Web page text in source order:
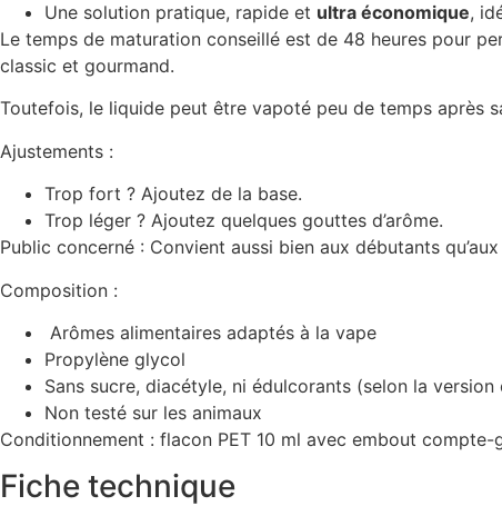
Une solution pratique, rapide et ultra économique,
Le temps de maturation conseillé est de 48 heures pour
classic et gourmand.
Toutefois, le liquide peut être vapoté peu de temps après
Ajustements :
Trop fort ? Ajoutez de la base.
Trop léger ? Ajoutez quelques gouttes d’arôme.
Public concerné : Convient aussi bien aux débutants
Composition :
Arômes alimentaires adaptés à la vape
Propylène glycol
Sans sucre, diacétyle, ni édulcorants (selon la version
Non testé sur les animaux
Conditionnement : flacon PET 10 ml avec embout
Fiche technique